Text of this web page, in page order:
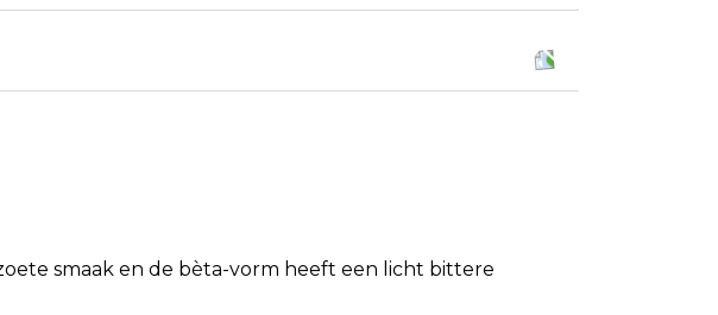
smaak en de bèta-vorm heeft een licht bittere